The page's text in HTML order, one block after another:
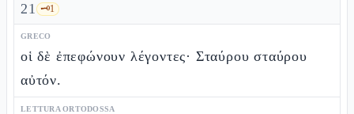
21 🗝️1
GRECO
οἱ δὲ ἐπεφώνουν λέγοντες· Σταύρου σταύρου
αὐτόν.
LETTURA ORTODOSSA